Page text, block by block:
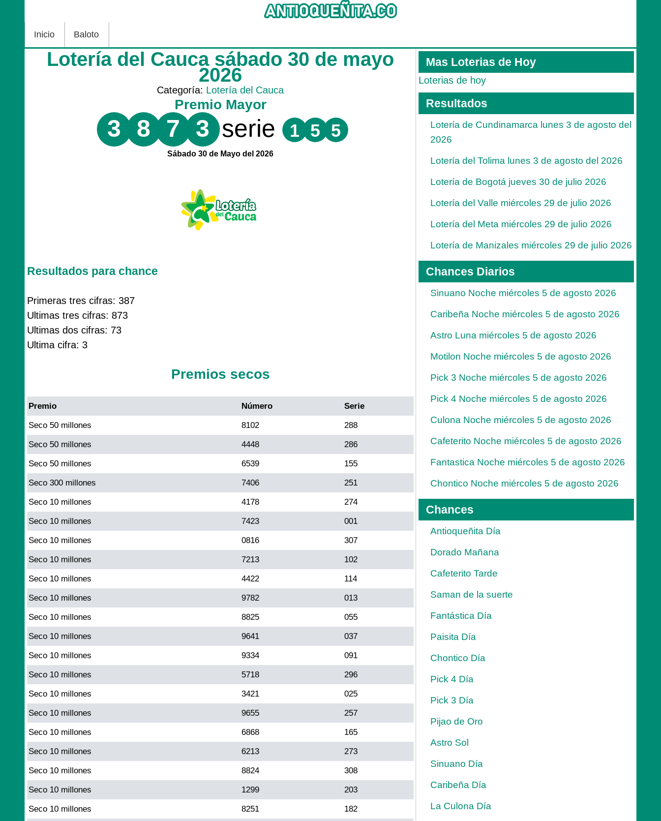
Inicio Baloto
Lotería del Cauca sábado 30 de mayo
2026
Categoría: Lotería del Cauca
Premio Mayor
3 8 7 3 serie 1 5 5
Sábado 30 de Mayo del 2026
Resultados para chance
Primeras tres cifras: 387
Ultimas tres cifras: 873
Ultimas dos cifras: 73
Ultima cifra: 3
Premios secos
Premio Número Serie
Seco 50 millones 8102 288
Seco 50 millones 4448 286
Seco 50 millones 6539 155
Seco 300 millones 7406 251
Seco 10 millones 4178 274
Seco 10 millones 7423 001
Seco 10 millones 0816 307
Seco 10 millones 7213 102
Seco 10 millones 4422 114
Seco 10 millones 9782 013
Seco 10 millones 8825 055
Seco 10 millones 9641 037
Seco 10 millones 9334 091
Seco 10 millones 5718 296
Seco 10 millones 3421 025
Seco 10 millones 9655 257
Seco 10 millones 6868 165
Seco 10 millones 6213 273
Seco 10 millones 8824 308
Seco 10 millones 1299 203
Seco 10 millones 8251 182
Mas Loterias de Hoy
Loterias de hoy
Resultados
Lotería de Cundinamarca lunes 3 de agosto del
2026
Lotería del Tolima lunes 3 de agosto del 2026
Lotería de Bogotá jueves 30 de julio 2026
Lotería del Valle miércoles 29 de julio 2026
Lotería del Meta miércoles 29 de julio 2026
Lotería de Manizales miércoles 29 de julio 2026
Chances Diarios
Sinuano Noche miércoles 5 de agosto 2026
Caribeña Noche miércoles 5 de agosto 2026
Astro Luna miércoles 5 de agosto 2026
Motilon Noche miércoles 5 de agosto 2026
Pick 3 Noche miércoles 5 de agosto 2026
Pick 4 Noche miércoles 5 de agosto 2026
Culona Noche miércoles 5 de agosto 2026
Cafeterito Noche miércoles 5 de agosto 2026
Fantastica Noche miércoles 5 de agosto 2026
Chontico Noche miércoles 5 de agosto 2026
Chances
Antioqueñita Día
Dorado Mañana
Cafeterito Tarde
Saman de la suerte
Fantástica Día
Paisita Día
Chontico Día
Pick 4 Día
Pick 3 Día
Pijao de Oro
Astro Sol
Sinuano Día
Caribeña Día
La Culona Día